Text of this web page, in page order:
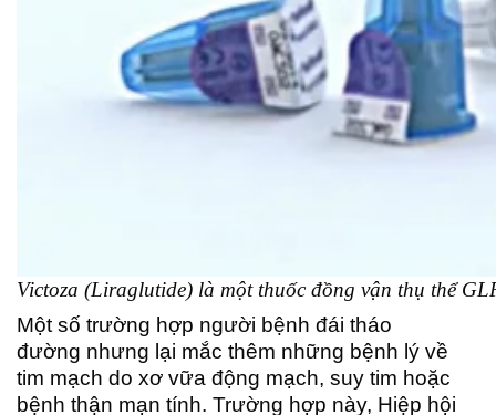
Victoza (Liraglutide) là một thuốc đồng vận thụ thể
Một số trường hợp người bệnh đái tháo
đường nhưng lại mắc thêm những bệnh lý về
tim mạch do xơ vữa động mạch, suy tim hoặc
bệnh thận mạn tính. Trường hợp này, Hiệp hội